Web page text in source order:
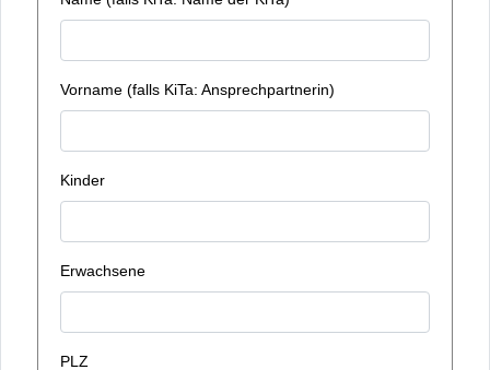
Vorname (falls KiTa: Ansprechpartnerin)
Kinder
Erwachsene
PLZ